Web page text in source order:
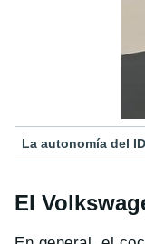
La autonomía del
El